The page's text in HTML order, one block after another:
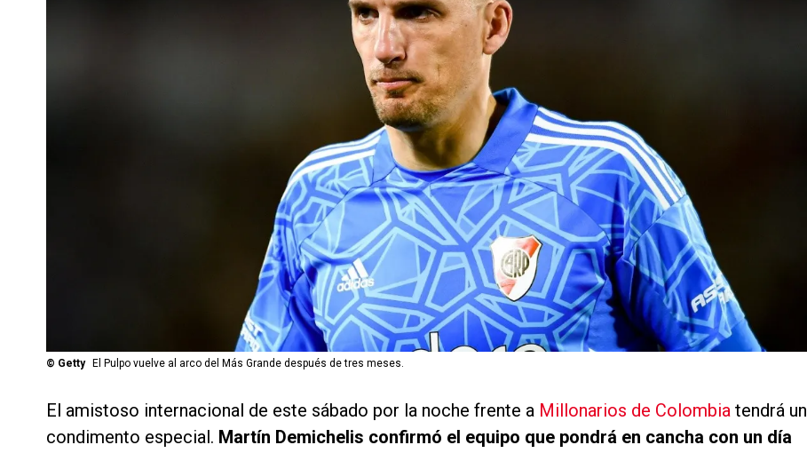
© Getty El Pulpo vuelve al arco del Más Grande después de tres meses.
El amistoso internacional de este sábado por la noche frente a Millonarios de Colombia tendrá un
condimento especial. Martín Demichelis confirmó el equipo que pondrá en cancha con un día